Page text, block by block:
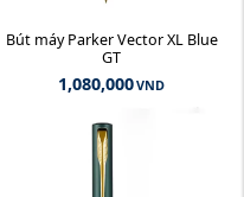
Bút máy Parker Vector XL Blue
GT
1,080,000VND